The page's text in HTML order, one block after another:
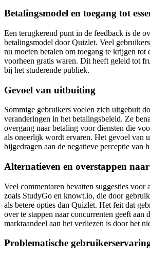
Betalingsmodel en toegang tot
Een terugkerend punt in de feedback is de
betalingsmodel door Quizlet. Veel
nu moeten betalen om toegang te krijgen tot
voorheen gratis waren. Dit heeft geleid tot
bij het studerende publiek.
Gevoel van uitbuiting
Sommige gebruikers voelen zich uitgebuit
veranderingen in het betalingsbeleid. Ze
overgang naar betaling voor diensten die
als oneerlijk wordt ervaren. Het gevoel van
bijgedragen aan de negatieve perceptie van
Alternatieven en overstappen
Veel commentaren bevatten suggesties voor
zoals StudyGo en knowt.io, die door
als betere opties dan Quizlet. Het feit dat
over te stappen naar concurrenten geeft
marktaandeel aan het verliezen is door het
Problematische